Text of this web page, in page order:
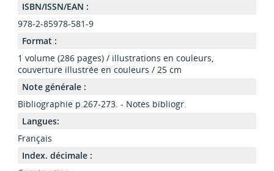
ISBN/ISSN/EAN :
978-2-85978-581-9
Format :
1 volume (286 pages) / illustrations en couleurs,
couverture illustrée en couleurs / 25 cm
Note générale :
Bibliographie p.267-273. - Notes bibliogr.
Langues:
Français
Index. décimale :